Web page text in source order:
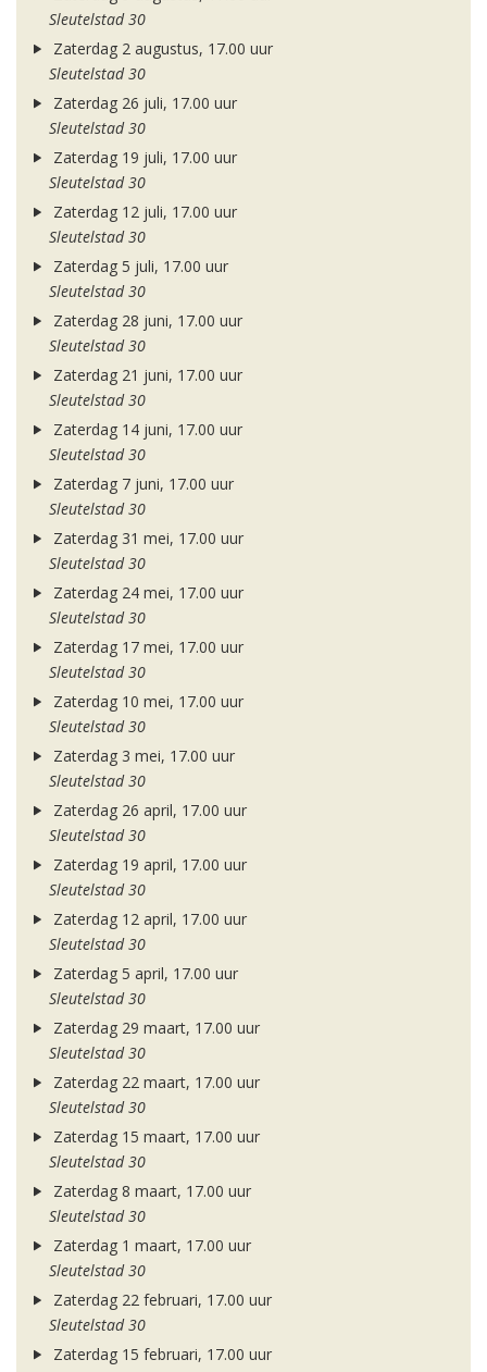
Sleutelstad 30
Zaterdag 2 augustus, 17.00 uur
Sleutelstad 30
Zaterdag 26 juli, 17.00 uur
Sleutelstad 30
Zaterdag 19 juli, 17.00 uur
Sleutelstad 30
Zaterdag 12 juli, 17.00 uur
Sleutelstad 30
Zaterdag 5 juli, 17.00 uur
Sleutelstad 30
Zaterdag 28 juni, 17.00 uur
Sleutelstad 30
Zaterdag 21 juni, 17.00 uur
Sleutelstad 30
Zaterdag 14 juni, 17.00 uur
Sleutelstad 30
Zaterdag 7 juni, 17.00 uur
Sleutelstad 30
Zaterdag 31 mei, 17.00 uur
Sleutelstad 30
Zaterdag 24 mei, 17.00 uur
Sleutelstad 30
Zaterdag 17 mei, 17.00 uur
Sleutelstad 30
Zaterdag 10 mei, 17.00 uur
Sleutelstad 30
Zaterdag 3 mei, 17.00 uur
Sleutelstad 30
Zaterdag 26 april, 17.00 uur
Sleutelstad 30
Zaterdag 19 april, 17.00 uur
Sleutelstad 30
Zaterdag 12 april, 17.00 uur
Sleutelstad 30
Zaterdag 5 april, 17.00 uur
Sleutelstad 30
Zaterdag 29 maart, 17.00 uur
Sleutelstad 30
Zaterdag 22 maart, 17.00 uur
Sleutelstad 30
Zaterdag 15 maart, 17.00 uur
Sleutelstad 30
Zaterdag 8 maart, 17.00 uur
Sleutelstad 30
Zaterdag 1 maart, 17.00 uur
Sleutelstad 30
Zaterdag 22 februari, 17.00 uur
Sleutelstad 30
Zaterdag 15 februari, 17.00 uur